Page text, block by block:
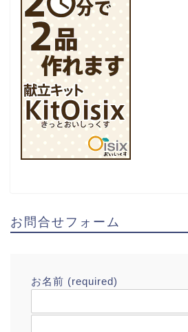
お問合せフォーム
お名前 (required)